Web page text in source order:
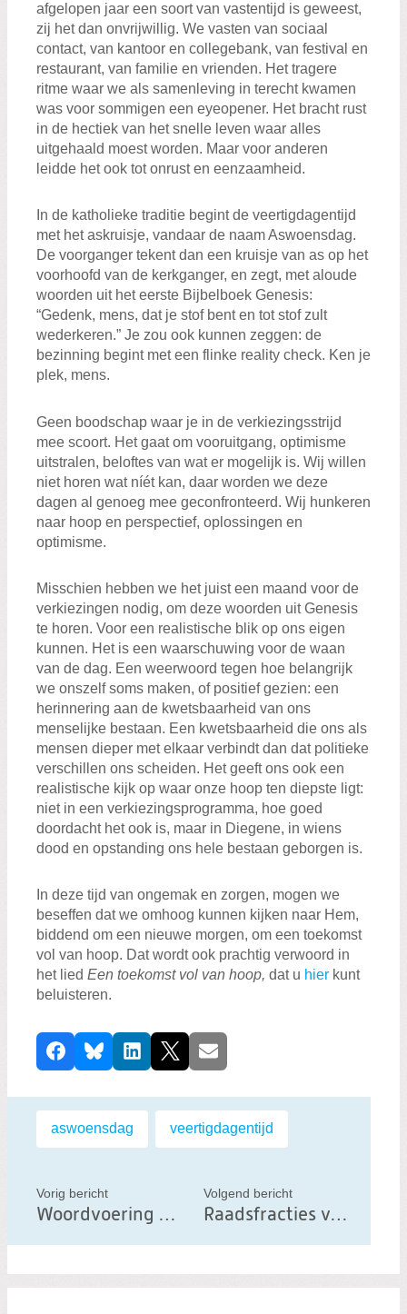
afgelopen jaar een soort van vastentijd is geweest,
zij het dan onvrijwillig. We vasten van sociaal
contact, van kantoor en collegebank, van festival en
restaurant, van familie en vrienden. Het tragere
ritme waar we als samenleving in terecht kwamen
was voor sommigen een eyeopener. Het bracht rust
in de hectiek van het snelle leven waar alles
uitgehaald moest worden. Maar voor anderen
leidde het ook tot onrust en eenzaamheid.
In de katholieke traditie begint de veertigdagentijd
met het askruisje, vandaar de naam Aswoensdag.
De voorganger tekent dan een kruisje van as op het
voorhoofd van de kerkganger, en zegt, met aloude
woorden uit het eerste Bijbelboek Genesis:
“Gedenk, mens, dat je stof bent en tot stof zult
wederkeren.” Je zou ook kunnen zeggen: de
bezinning begint met een flinke reality check. Ken je
plek, mens.
Geen boodschap waar je in de verkiezingsstrijd
mee scoort. Het gaat om vooruitgang, optimisme
uitstralen, beloftes van wat er mogelijk is. Wij willen
niet horen wat níét kan, daar worden we deze
dagen al genoeg mee geconfronteerd. Wij hunkeren
naar hoop en perspectief, oplossingen en
optimisme.
Misschien hebben we het juist een maand voor de
verkiezingen nodig, om deze woorden uit Genesis
te horen. Voor een realistische blik op ons eigen
kunnen. Het is een waarschuwing voor de waan
van de dag. Een weerwoord tegen hoe belangrijk
we onszelf soms maken, of positief gezien: een
herinnering aan de kwetsbaarheid van ons
menselijke bestaan. Een kwetsbaarheid die ons als
mensen dieper met elkaar verbindt dan dat politieke
verschillen ons scheiden. Het geeft ons ook een
realistische kijk op waar onze hoop ten diepste ligt:
niet in een verkiezingsprogramma, hoe goed
doordacht het ook is, maar in Diegene, in wiens
dood en opstanding ons hele bestaan geborgen is.
In deze tijd van ongemak en zorgen, mogen we
beseffen dat we omhoog kunnen kijken naar Hem,
biddend om een nieuwe morgen, om een toekomst
vol van hoop. Dat wordt ook prachtig verwoord in
het lied Een toekomst vol van hoop, dat u hier kunt
beluisteren.
D
e
e
l
t
b
i
FacebookBlueskyLinkedIn
X E-mail
aswoensdag veertigdagentijd
Vorig bericht
Woordvoering Gerben Brandsema begroting 2021
Volgend bericht
Raadsfracties vragen college van B&W naar stand van zaken motie ‘Nationaliteit Onbekend’